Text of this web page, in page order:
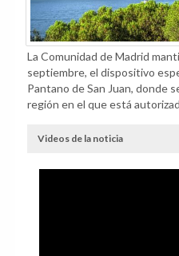
La Comunidad de Madrid
septiembre, el dispositivo
Pantano de San Juan, donde
región en el que está
Videos de la noticia